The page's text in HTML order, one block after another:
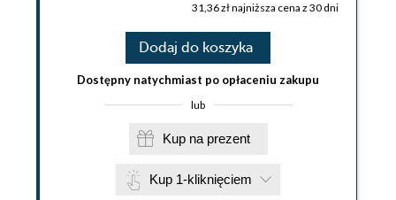
31,36 zł najniższa cena z 30 dni
Dodaj do koszyka
Dostępny natychmiast po opłaceniu zakupu
lub
Kup na prezent
Kup 1-kliknięciem